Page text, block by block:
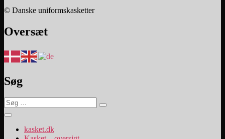
© Danske uniformskasketter
Oversæt
Søg
Søg
efter:
Søg
kasket.dk